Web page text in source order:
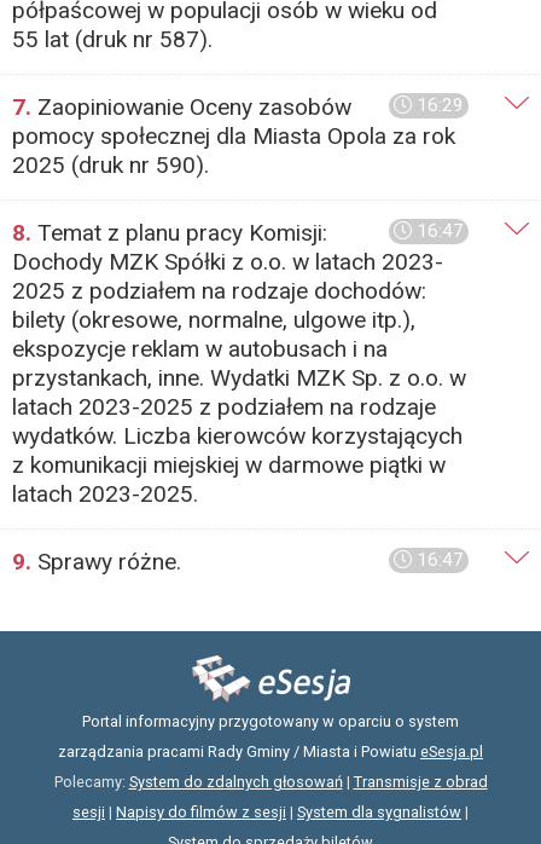
półpaścowej w populacji osób w wieku od
55 lat (druk nr 587).
16:29
7. Zaopiniowanie Oceny zasobów
pomocy społecznej dla Miasta Opola za rok
2025 (druk nr 590).
16:47
8. Temat z planu pracy Komisji:
Dochody MZK Spółki z o.o. w latach 2023-
2025 z podziałem na rodzaje dochodów:
bilety (okresowe, normalne, ulgowe itp.),
ekspozycje reklam w autobusach i na
przystankach, inne. Wydatki MZK Sp. z o.o. w
latach 2023-2025 z podziałem na rodzaje
wydatków. Liczba kierowców korzystających
z komunikacji miejskiej w darmowe piątki w
latach 2023-2025.
16:47
9. Sprawy różne.
Portal informacyjny przygotowany w oparciu o system
zarządzania pracami Rady Gminy / Miasta i Powiatu eSesja.pl
Polecamy: System do zdalnych głosowań| Transmisje z obrad
sesji | Napisy do filmów z sesji | System dla sygnalistów |